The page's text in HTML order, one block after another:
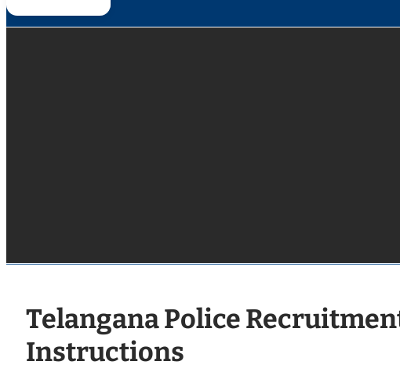
Telangana Police
Instructions